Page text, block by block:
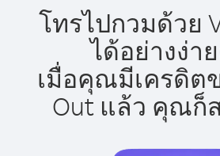
โทรไปกวมด้วย
ได้อย่างง่า
เมื่อคุณมีเครดิต
Out แล้ว คุณก็